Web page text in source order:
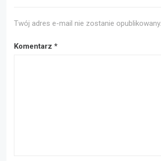
Twój adres e-mail nie zostanie opublikowany.
Komentarz *